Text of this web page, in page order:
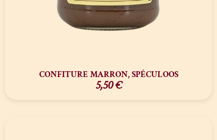
CONFITURE MARRON, SPÉCULOOS
5,50€